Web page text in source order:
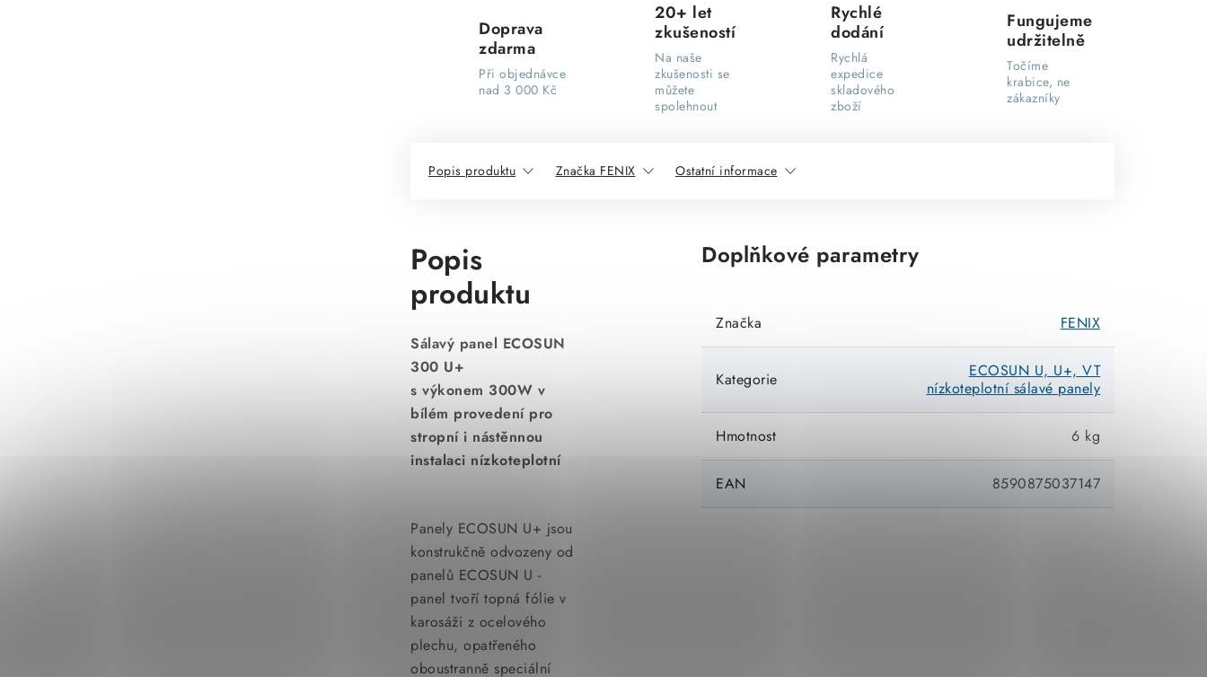
Doprava
zdarma
Při objednávce
nad 3 000 Kč
20+ let
zkušeností
Na naše
zkušenosti se
můžete
spolehnout
Rychlé
dodání
Rychlá
expedice
skladového
zboží
Fungujeme
udržitelně
Točíme
krabice, ne
zákazníky
Popis produktu Značka FENIX Ostatní informace
Popis
produktu
Sálavý panel ECOSUN
300 U+
s výkonem 300W v
bílém provedení pro
stropní i nástěnnou
instalaci nízkoteplotní
Panely ECOSUN U+ jsou
konstrukčně odvozeny od
panelů ECOSUN U -
panel tvoří topná fólie v
karosáži z ocelového
plechu, opatřeného
oboustranně speciální
Doplňkové parametry
Značka FENIX
Kategorie
ECOSUN U, U+, VT
nízkoteplotní sálavé panely
Hmotnost 6 kg
EAN 8590875037147